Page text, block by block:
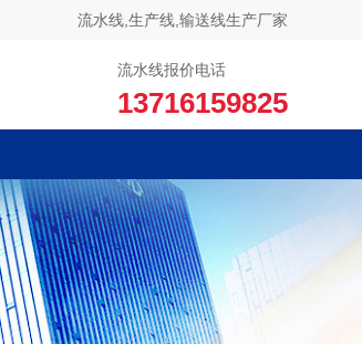
流水线,生产线,输送线生产厂家
流水线报价电话
13716159825